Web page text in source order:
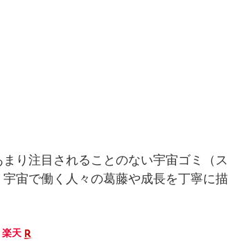
り注目されることのない宇宙ゴミ（ス
宙で働く人々の葛藤や成長を丁寧に描
楽天